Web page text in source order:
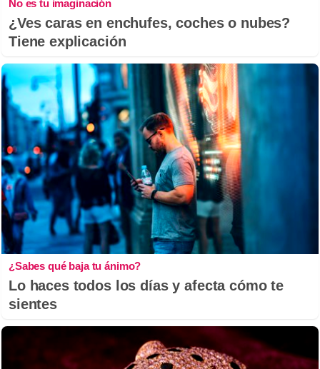
No es tu imaginación
¿Ves caras en enchufes, coches o nubes?
Tiene explicación
¿Sabes qué baja tu ánimo?
Lo haces todos los días y afecta cómo te
sientes